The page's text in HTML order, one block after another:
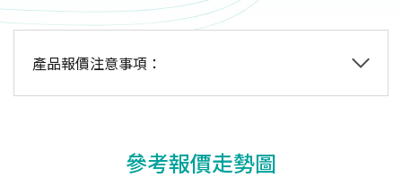
產品報價注意事項：
參考報價走勢圖